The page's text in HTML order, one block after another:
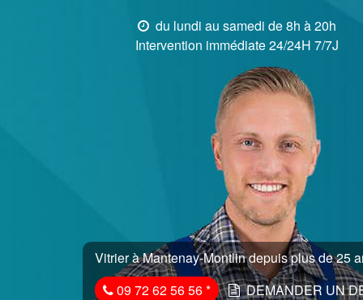
du lundi au samedi de 8h à 20h
Intervention immédiate 24/24H 7/7J
Vitrier à Mantenay-Montlin depuis plus de 25
09 72 62 56 56* DEMANDER UN